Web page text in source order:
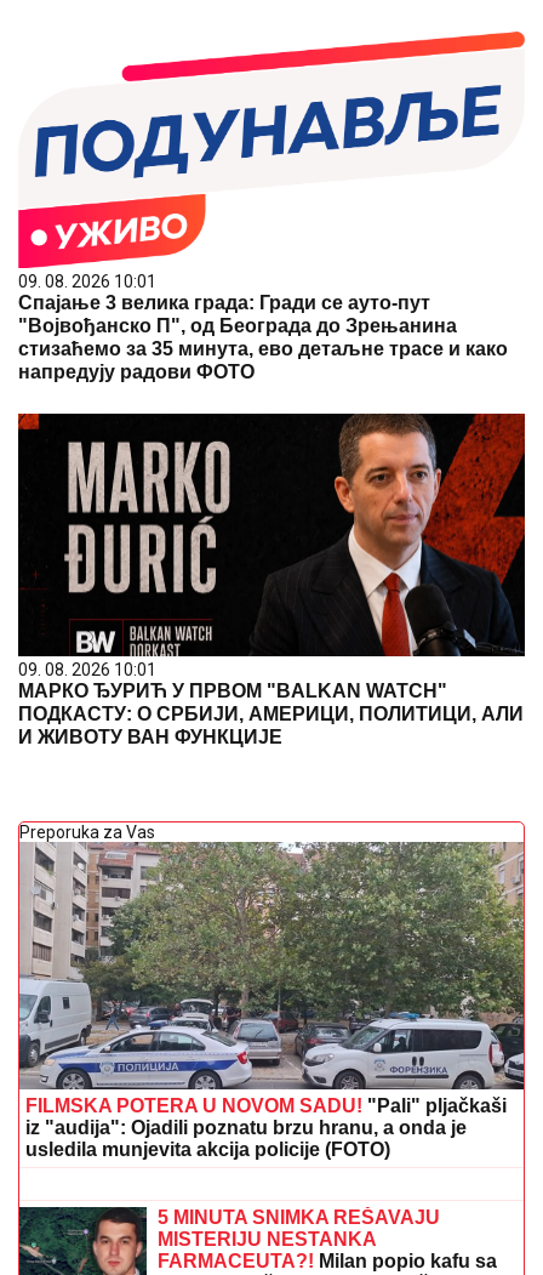
09. 08. 2026 10:01
Спајање 3 велика града: Гради се ауто-пут
"Војвођанско П", од Београда до Зрењанина
стизаћемо за 35 минута, ево детаљне трасе и како
напредују радови ФОТО
09. 08. 2026 10:01
МАРКО ЂУРИЋ У ПРВОМ "BALKAN WATCH"
ПОДКАСТУ: О СРБИЈИ, АМЕРИЦИ, ПОЛИТИЦИ, АЛИ
И ЖИВОТУ ВАН ФУНКЦИЈЕ
Preporuka za Vas
FILMSKA POTERA U NOVOM SADU! "Pali" pljačkaši
iz "audija": Ojadili poznatu brzu hranu, a onda je
usledila munjevita akcija policije (FOTO)
pojačanje odlazi sa Marakane